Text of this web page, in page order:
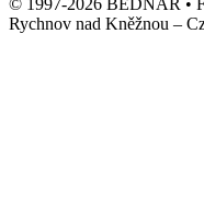
© 1997-2026 BEDNAR •
Rychnov nad Kněžnou –